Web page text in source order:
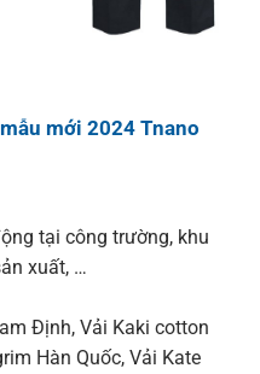
mới 2024 Tnano
tại công trường, khu
xuất, …
Định, Vải Kaki cotton
Hàn Quốc, Vải Kate